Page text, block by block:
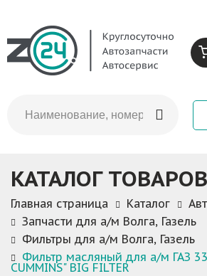
КАТАЛОГ ТОВАРОВ
Главная страница Каталог
Запчасти для а/м Волга, Газель
Фильтры для а/м Волга, Газель
Фильтр масляный для а/м ГАЗ
CUMMINS" BIG FILTER